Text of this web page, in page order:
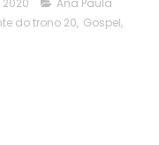
Ana Paula
do trono 20, Gospel,